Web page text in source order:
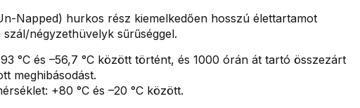
Napped) hurkos rész kiemelkedően hosszú élettartamot
négyzethüvelyk sűrűséggel.
°C és –56,7 °C között történt, és 1000 órán át tartó összezárt
meghibásodást.
+80 °C és –20 °C között.